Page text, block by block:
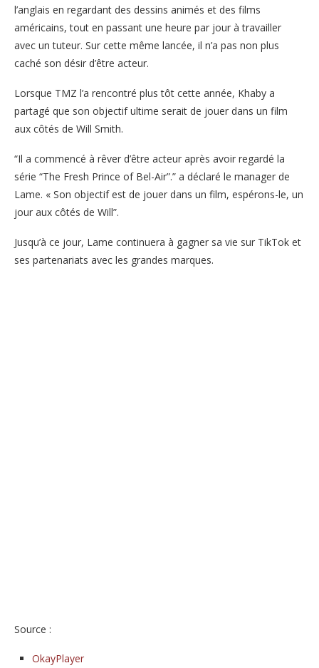
l’anglais en regardant des dessins animés et des films
américains, tout en passant une heure par jour à travailler
avec un tuteur. Sur cette même lancée, il n’a pas non plus
caché son désir d’être acteur.
Lorsque TMZ l’a rencontré plus tôt cette année, Khaby a
partagé que son objectif ultime serait de jouer dans un film
aux côtés de Will Smith.
“Il a commencé à rêver d’être acteur après avoir regardé la
série “The Fresh Prince of Bel-Air”.” a déclaré le manager de
Lame. « Son objectif est de jouer dans un film, espérons-le, un
jour aux côtés de Will”.
Jusqu’à ce jour, Lame continuera à gagner sa vie sur TikTok et
ses partenariats avec les grandes marques.
Source :
OkayPlayer